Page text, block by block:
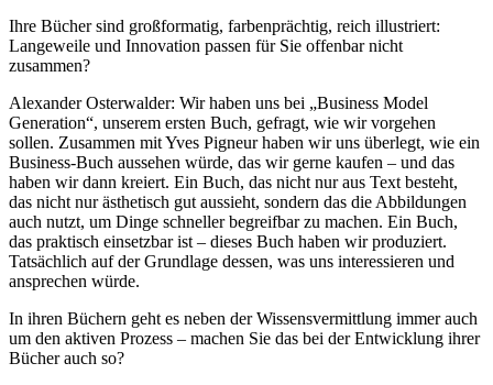
Ihre Bücher sind großformatig, farbenprächtig, reich illustriert:
Langeweile und Innovation passen für Sie offenbar nicht
zusammen?
Alexander Osterwalder: Wir haben uns bei „Business Model
Generation“, unserem ersten Buch, gefragt, wie wir vorgehen
sollen. Zusammen mit Yves Pigneur haben wir uns überlegt, wie ein
Business-Buch aussehen würde, das wir gerne kaufen – und das
haben wir dann kreiert. Ein Buch, das nicht nur aus Text besteht,
das nicht nur ästhetisch gut aussieht, sondern das die Abbildungen
auch nutzt, um Dinge schneller begreifbar zu machen. Ein Buch,
das praktisch einsetzbar ist – dieses Buch haben wir produziert.
Tatsächlich auf der Grundlage dessen, was uns interessieren und
ansprechen würde.
In ihren Büchern geht es neben der Wissensvermittlung immer auch
um den aktiven Prozess – machen Sie das bei der Entwicklung ihrer
Bücher auch so?